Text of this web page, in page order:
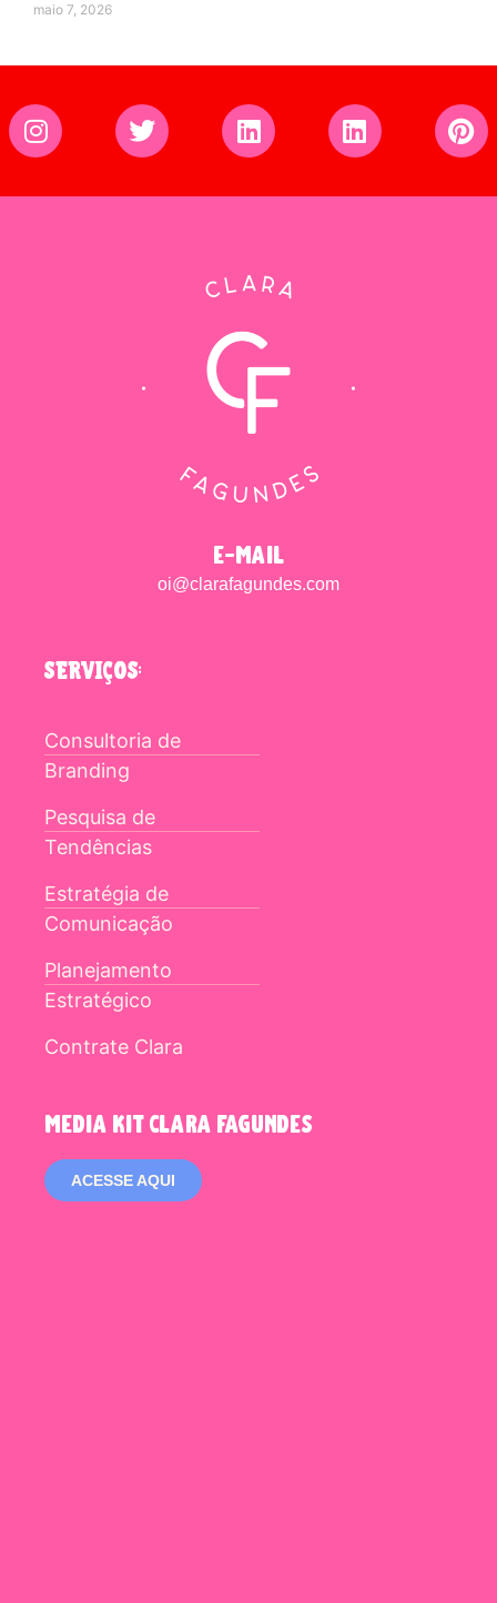
maio 7, 2026
e-mail
oi@clarafagundes.com
SERVIÇOS:
Consultoria de
Branding
Pesquisa de
Tendências
Estratégia de
Comunicação
Planejamento
Estratégico
Contrate Clara
media kit clara fagundes
ACESSE AQUI